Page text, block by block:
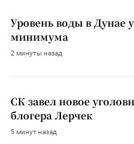
Уровень воды в Дунае
минимума
2 минуты назад
СК завел новое
блогера Лерчек
5 минут назад